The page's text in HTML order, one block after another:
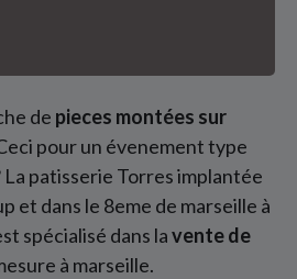
de pieces montées sur
pour un évenement type
patisserie Torres implantée
et dans le 8eme de marseille à
spécialisé dans lavente de
à marseille.